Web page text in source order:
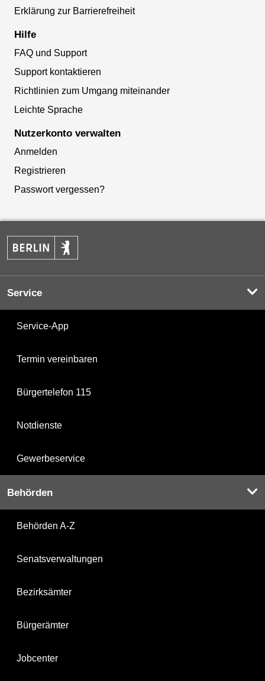
Erklärung zur Barrierefreiheit
Hilfe
FAQ und Support
Support kontaktieren
Richtlinien zum Umgang miteinander
Leichte Sprache
Nutzerkonto verwalten
Anmelden
Registrieren
Passwort vergessen?
Service
Service-App
Termin vereinbaren
Bürgertelefon 115
Notdienste
Gewerbeservice
Behörden
Behörden A-Z
Senatsverwaltungen
Bezirksämter
Bürgerämter
Jobcenter